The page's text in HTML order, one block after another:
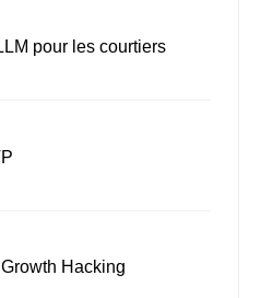
pour les courtiers
Hacking